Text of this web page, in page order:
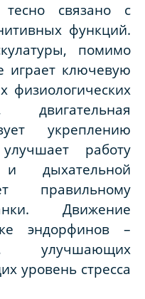
связано с
функций.
помимо
играет ключевую
физиологических
двигательная
укреплению
работу
и дыхательной
правильному
Движение
эндорфинов –
улучшающих
уровень стресса